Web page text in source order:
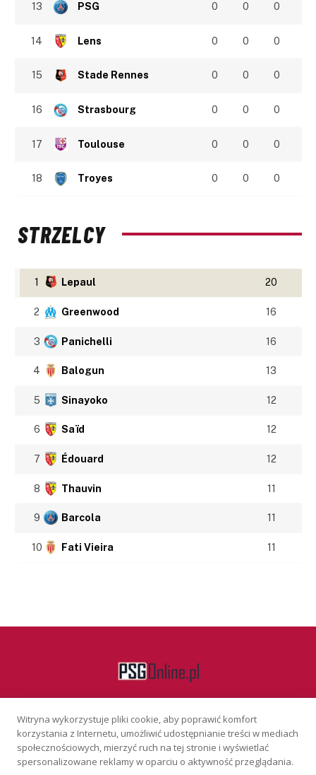
13 PSG 0 0 0
14 Lens 0 0 0
15 Stade Rennes 0 0 0
16 Strasbourg 0 0 0
17 Toulouse 0 0 0
18 Troyes 0 0 0
STRZELCY
1 Lepaul 20
2 Greenwood 16
3 Panichelli 16
4 Balogun 13
5 Sinayoko 12
6 Saïd 12
7 Édouard 12
8 Thauvin 11
9 Barcola 11
10 Fati Vieira 11
Facebook
KONTAKT REKLAMA POLITYKA PRYWATNOŚCI
Witryna wykorzystuje pliki cookie, aby poprawić komfort
korzystania z Internetu, umożliwić udostępnianie treści w mediach
społecznościowych, mierzyć ruch na tej stronie i wyświetlać
spersonalizowane reklamy w oparciu o aktywność przeglądania.